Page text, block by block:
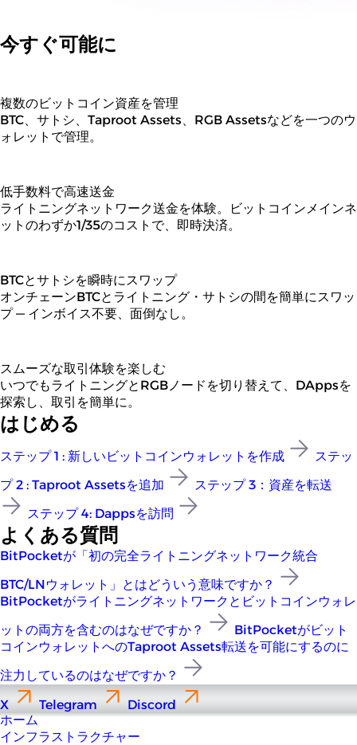
今すぐ可能に
複数のビットコイン資産を管理
BTC、サトシ、Taproot Assets、RGB Assetsなどを一つのウ
ォレットで管理。
低手数料で高速送金
ライトニングネットワーク送金を体験。ビットコインメインネ
ットのわずか1/35のコストで、即時決済。
BTCとサトシを瞬時にスワップ
オンチェーンBTCとライトニング・サトシの間を簡単にスワッ
プ — インボイス不要、面倒なし。
スムーズな取引体験を楽しむ
いつでもライトニングとRGBノードを切り替えて、DAppsを
探索し、取引を簡単に。
はじめる
ステップ 1 : 新しいビットコインウォレットを作成
ステッ
プ 2 : Taproot Assetsを追加
ステップ 3：資産を転送
ステップ 4: Dappsを訪問
よくある質問
BitPocketが「初の完全ライトニングネットワーク統合
BTC/LNウォレット」とはどういう意味ですか？
BitPocketがライトニングネットワークとビットコインウォレ
ットの両方を含むのはなぜですか？
BitPocketがビット
コインウォレットへのTaproot Assets転送を可能にするのに
注力しているのはなぜですか？
X
Telegram
Discord
ホーム
インフラストラクチャー